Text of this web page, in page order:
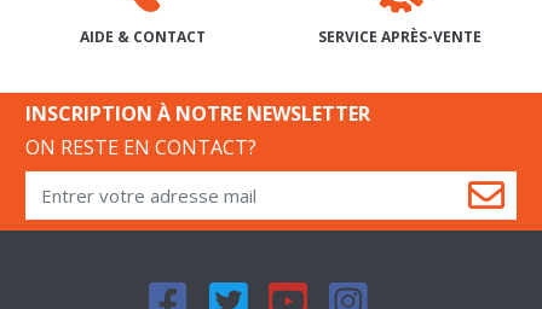
ON RESTE EN CONTACT?